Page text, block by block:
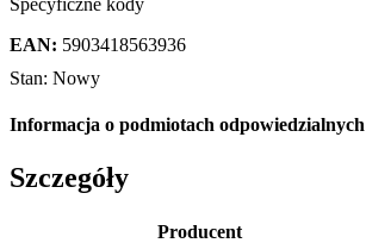
Specyficzne kody
EAN: 5903418563936
Stan: Nowy
Informacja o podmiotach odpowiedzialnych
Szczegóły
Producent